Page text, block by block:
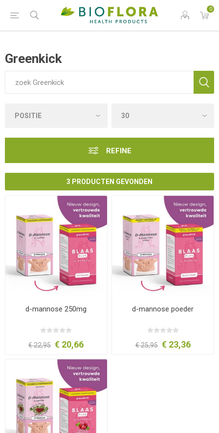
0
Greenkick
REFINE
3 PRODUCTEN GEVONDEN
d-mannose 250mg
€ 22,95 € 20,66
d-mannose poeder
€ 25,95 € 23,36